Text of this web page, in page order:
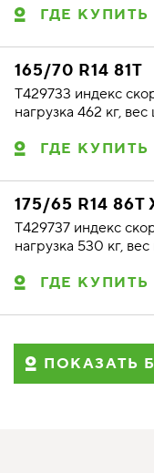
ГДЕ КУПИТЬ
165/70 R14 81T
T429733 индекс
нагрузка 462 кг,
ГДЕ КУПИТЬ
175/65 R14 86T
T429737 индекс
нагрузка 530 кг,
ГДЕ КУПИТЬ